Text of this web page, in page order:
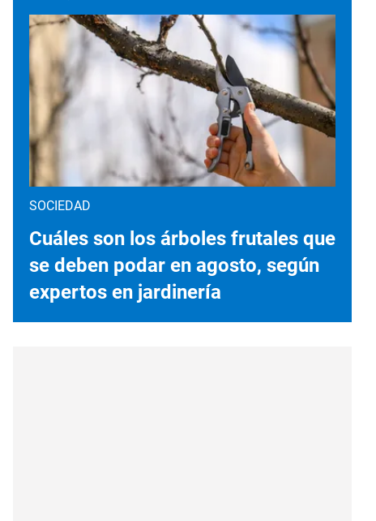
SOCIEDAD
Cuáles son los árboles frutales que
se deben podar en agosto, según
expertos en jardinería